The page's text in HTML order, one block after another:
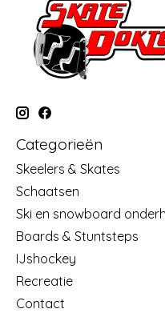
Categorieën
Skeelers & Skates
Schaatsen
Ski en snowboard
Boards & Stuntsteps
IJshockey
Recreatie
Contact